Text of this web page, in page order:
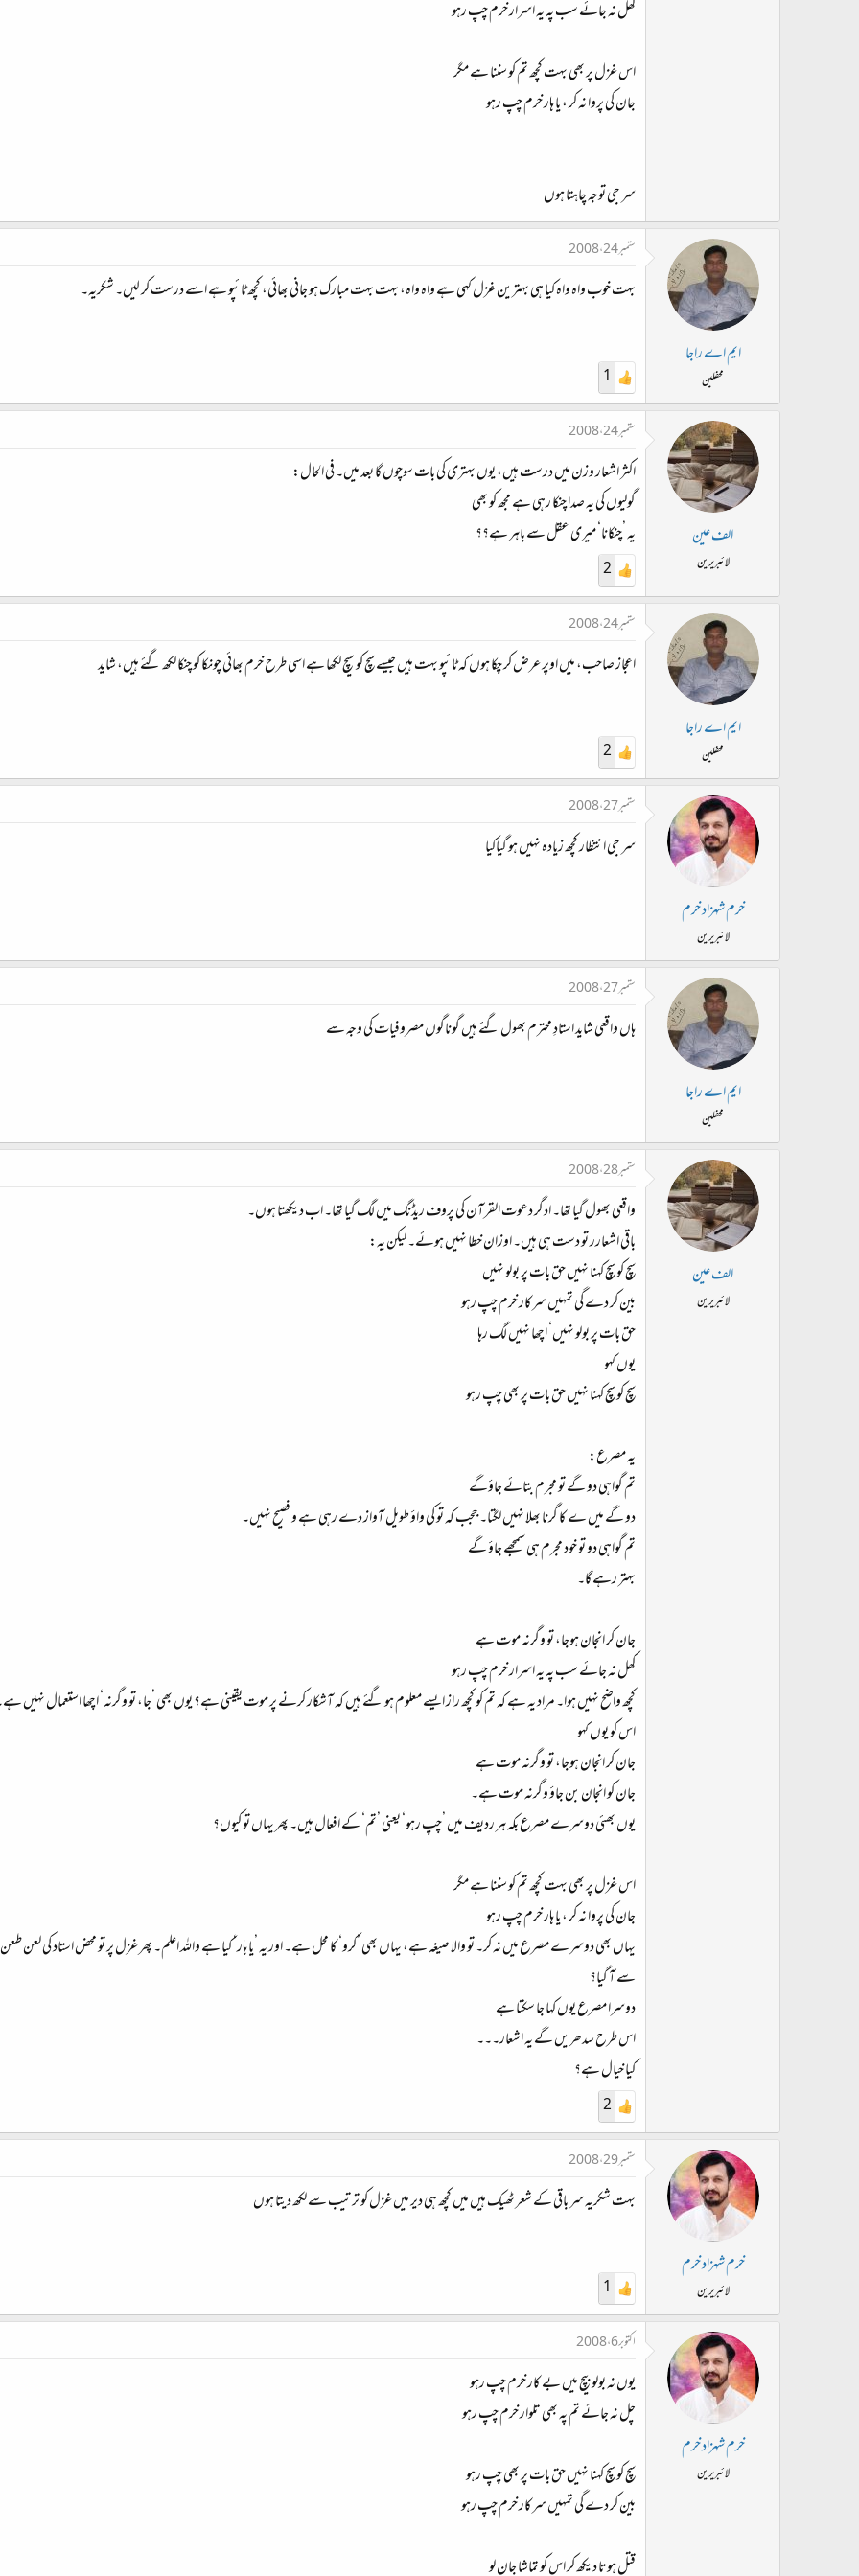
کھل نہ جائے سب پہ یہ اسرار خرم چپ رہو
اس غزل پر بھی بہت کچھ تم کو سننا ہے مگر
جان کی پروا نہ کر ، یا ہار خرم چپ رہو
سر جی توجہ چاہتا ہوں
ایم اے راجا
محفلین
ستمبر 24، 2008
بہت خوب واہ واہ کیا ہی بہترین غزل کہی ہے واہ واہ، بہت بہت مبارک ہو جانی بھائی، کچھ ٹائپو ہے اسے درست کر لیں۔ شکریہ۔
1
الف عین
لائبریرین
ستمبر 24، 2008
اکثر اشعار وزن میں درست ہیں، یوں بہتری کی بات سوچوں گا بعد میں۔ فی الحال:
گولیوں کی یہ صدا چنکا رہی ہے مجھ کو بھی
یہ ’چنکانا‘ میری عقل سے باہر ہے؟؟
2
ایم اے راجا
محفلین
ستمبر 24، 2008
اعجاز صاحب، میں اوپر عرض کر چکا ہوں کہ ٹائپو بہت ہیں جیسے سچ کو سیچ لکھا ہے اسی طرح خرم بھائی چونکا کو چنکا لکھ گئے ہیں، شاید
2
خرم شہزاد خرم
لائبریرین
ستمبر 27، 2008
سر جی انتظار کچھ زیادہ نہیں ہو گیاکیا
ایم اے راجا
محفلین
ستمبر 27، 2008
ہاں واقعی شاید استادِ محترم بھول گئے ہیں گوناگوں مصروفیات کی وجہ سے
الف عین
لائبریرین
ستمبر 28، 2008
واقعی بھول گیا تھا۔ ادگر دعوت القرآن کی پروف ریڈنگ میں لگ گیا تھا۔ اب دیکھتا ہوں۔
باقی اشعارر تو دست ہی ہیں۔ اوزان خطا نہیں ہوئے۔ لیکن یہ:
سچ کو سچ کہنا نہیں حق بات پر بولو نہیں
بین کر دے گی تمہیں سرکار خرم چپ رہو
حق بات پر بولو نہیں‘ اچھا نہیں لگ رہا
یوں کہو
سچ کو سچ کہنا نہیں حق بات پر بھی چپ رہو
یہ مصرع:
تم گواہی دو گے تو مجرم بتائے جاؤگے
دو گے میں ے کا گرنا بھلا نہیں لگتا۔ ججب کہ تو کی واؤ طویل آواز دے رہی ہے و فصیح نہیں۔
تم گواہی دو تو خود مجرم ہی سمجھے جاؤ گے
بہتر رہے گا۔
جان کر انجان ہوجا، تو وگرنہ موت ہے
کھل نہ جائے سب پہ یہ اسرار خرم چپ رہو
کچھ واضح نہیں ہوا۔ مراد یہ ہے کہ تم کو کچھ راز ایسے معلوم ہو گئے ہیں کہ آشکار کرنے پر موت یقینی ہے؟ یوں بھی ’جا، تو وگرنہ‘ اچھا استعمال نہیں
اس کو یوں کہو
جان کر انجان ہوجا، تو وگرنہ موت ہے
جان کو انجان بن جاؤ وگرنہ موت ہے۔
یوں بھئی دوسرے مصرع بکہ ہر ردیف میں ’چپ رہو‘ یعنی ’تم‘ کے افعال ہیں۔ پھر یہاں تو کیوں؟
اس غزل پر بھی بہت کچھ تم کو سننا ہے مگر
جان کی پروا نہ کر ، یا ہار خرم چپ رہو
یہاں بھی دوسرے مصرع میں نہ کر۔ تو والا صیغہ ہے، یہاں بھی ’کرو‘ کا محل ہے۔ اور یہ ’یا ہار‘ کیا ہے واللہ اعلم۔ پھر غزل پر تو محض استاد
سے آ گیا؟
دوسرا مصرع یوں کہا جا سکتا ہے
اس طرح سدھریں گے یہ اشعار۔۔۔
کیا خیال ہے؟
2
خرم شہزاد خرم
لائبریرین
ستمبر 29، 2008
بہت شکریہ سر باقی کے شعر ٹھیک ہیں میں کچھ ہی دیر میں غزل کو ترتیب سے لکھ دیتا ہوں
1
خرم شہزاد خرم
لائبریرین
اکتوبر 6، 2008
یوں نہ بولو بیچ میں بے کار خرم چپ رہو
چل نہ جائے تم پہ بھی تلوار خرم چپ رہو
سچ کو سچ کہنا نہیں حق بات پر بھی چپ رہو
بین کر دے گی تمہیں سرکار خرم چپ رہو
قتل ہوتا دیکھ کر اس کو تماشا جان لو